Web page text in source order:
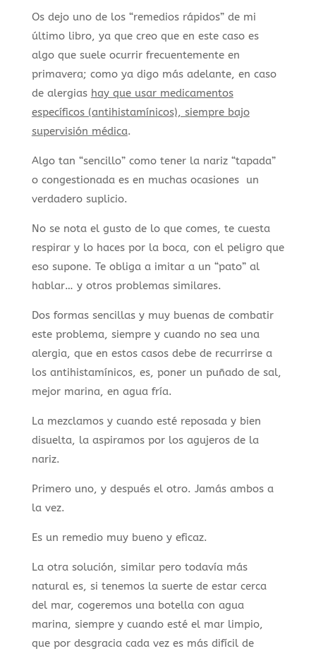
Os dejo uno de los “remedios rápidos” de mi
último libro, ya que creo que en este caso es
algo que suele ocurrir frecuentemente en
primavera; como ya digo más adelante, en caso
de alergias hay que usar medicamentos
específicos (antihistamínicos), siempre bajo
supervisión médica.
Algo tan “sencillo” como tener la nariz “tapada”
o congestionada es en muchas ocasiones un
verdadero suplicio.
No se nota el gusto de lo que comes, te cuesta
respirar y lo haces por la boca, con el peligro que
eso supone. Te obliga a imitar a un “pato” al
hablar… y otros problemas similares.
Dos formas sencillas y muy buenas de combatir
este problema, siempre y cuando no sea una
alergia, que en estos casos debe de recurrirse a
los antihistamínicos, es, poner un puñado de sal,
mejor marina, en agua fría.
La mezclamos y cuando esté reposada y bien
disuelta, la aspiramos por los agujeros de la
nariz.
Primero uno, y después el otro. Jamás ambos a
la vez.
Es un remedio muy bueno y eficaz.
La otra solución, similar pero todavía más
natural es, si tenemos la suerte de estar cerca
del mar, cogeremos una botella con agua
marina, siempre y cuando esté el mar limpio,
que por desgracia cada vez es más difícil de